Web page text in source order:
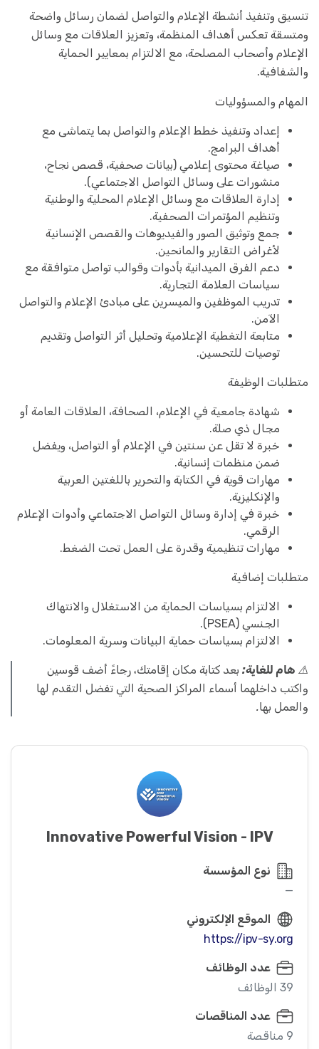
تنسيق وتنفيذ أنشطة الإعلام والتواصل لضمان رسائل واضحة
ومتسقة تعكس أهداف المنظمة، وتعزيز العلاقات مع وسائل
الإعلام وأصحاب المصلحة، مع الالتزام بمعايير الحماية
والشفافية.
المهام والمسؤوليات
إعداد وتنفيذ خطط الإعلام والتواصل بما يتماشى مع
أهداف البرامج.
صياغة محتوى إعلامي (بيانات صحفية، قصص نجاح،
منشورات على وسائل التواصل الاجتماعي).
إدارة العلاقات مع وسائل الإعلام المحلية والوطنية
وتنظيم المؤتمرات الصحفية.
جمع وتوثيق الصور والفيديوهات والقصص الإنسانية
لأغراض التقارير والمانحين.
دعم الفرق الميدانية بأدوات وقوالب تواصل متوافقة مع
سياسات العلامة التجارية.
تدريب الموظفين والميسرين على مبادئ الإعلام والتواصل
الآمن.
متابعة التغطية الإعلامية وتحليل أثر التواصل وتقديم
توصيات للتحسين.
متطلبات الوظيفة
شهادة جامعية في الإعلام، الصحافة، العلاقات العامة أو
مجال ذي صلة.
خبرة لا تقل عن سنتين في الإعلام أو التواصل، ويفضل
ضمن منظمات إنسانية.
مهارات قوية في الكتابة والتحرير باللغتين العربية
والإنكليزية.
خبرة في إدارة وسائل التواصل الاجتماعي وأدوات الإعلام
الرقمي.
مهارات تنظيمية وقدرة على العمل تحت الضغط.
متطلبات إضافية
الالتزام بسياسات الحماية من الاستغلال والانتهاك
الجنسي (PSEA).
الالتزام بسياسات حماية البيانات وسرية المعلومات.
⚠️ هام للغاية: بعد كتابة مكان إقامتك، رجاءً أضف قوسين
واكتب داخلهما أسماء المراكز الصحية التي تفضل التقدم لها
والعمل بها.
Innovative Powerful Vision - IPV
نوع المؤسسة
—
الموقع الإلكتروني
https://ipv-sy.org
عدد الوظائف
39 الوظائف
عدد المناقصات
9 مناقصة